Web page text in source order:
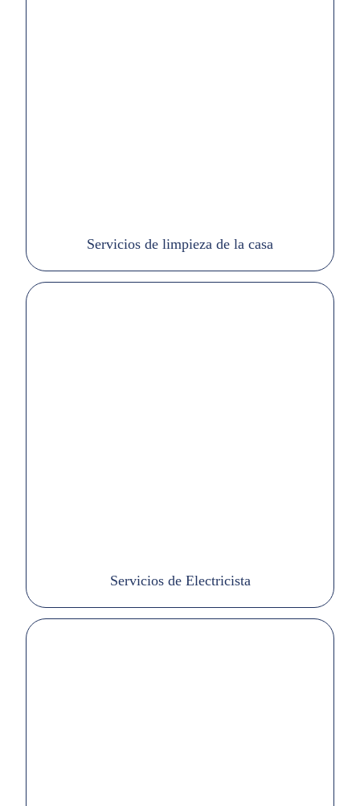
Servicios de limpieza de la casa
Servicios de Electricista